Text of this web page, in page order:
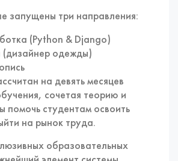
запущены три направления:
(Python & Django)
(дизайнер одежды)
на девять месяцев
сочетая теорию и
помочь студентам освоить
на рынок труда.
образовательных